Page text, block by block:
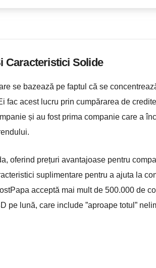
Caracteristici Solide
se bazează pe faptul că se
fac acest lucru prin cumpărarea de
și au fost prima companie care a
oferind prețuri avantajoase pentru
suplimentare pentru a ajuta la
acceptă mai mult de 500.000 de
pe lună, care include ”aproape totul”